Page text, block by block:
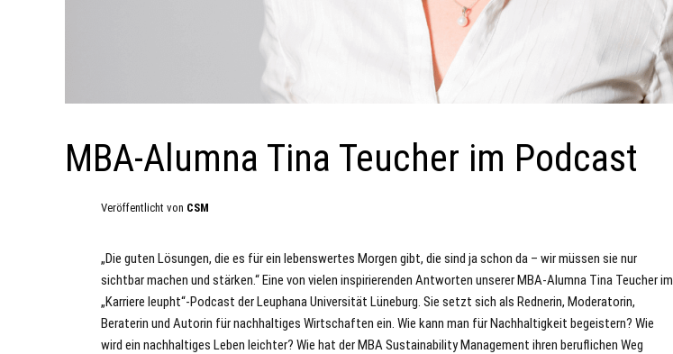
MBA-Alumna Tina Teucher im Podcast
Veröffentlicht von CSM
„Die guten Lösungen, die es für ein lebenswertes Morgen gibt, die sind ja schon da – wir müssen sie nur
sichtbar machen und stärken.“ Eine von vielen inspirierenden Antworten unserer MBA-Alumna Tina Teucher im
„Karriere leupht“-Podcast der Leuphana Universität Lüneburg. Sie setzt sich als Rednerin, Moderatorin,
Beraterin und Autorin für nachhaltiges Wirtschaften ein. Wie kann man für Nachhaltigkeit begeistern? Wie
wird ein nachhaltiges Leben leichter? Wie hat der MBA Sustainability Management ihren beruflichen Weg